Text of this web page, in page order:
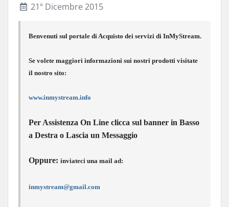
21º Dicembre 2015
Benvenuti sul portale di Acquisto dei servizi di InMyStream.
Se volete maggiori informazioni sui nostri prodotti visitate
il nostro sito:
www.inmystream.info
Per Assistenza On Line clicca sul banner in Basso
a Destra o Lascia un Messaggio
Oppure: inviateci una mail ad:
inmystream@gmail.com